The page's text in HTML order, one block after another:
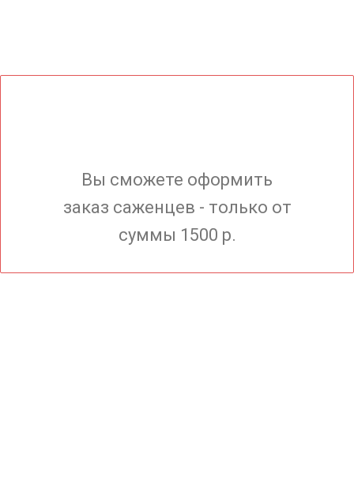
Вы сможете оформить
заказ саженцев - только от
суммы 1500 р.